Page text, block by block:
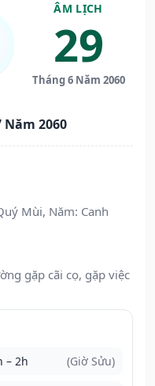
ÂM LỊCH
29
Tháng 6 Năm 2060
2060
Mùi, Năm: Canh
gặp cãi cọ, gặp việc
– 2h (Giờ Sửu)